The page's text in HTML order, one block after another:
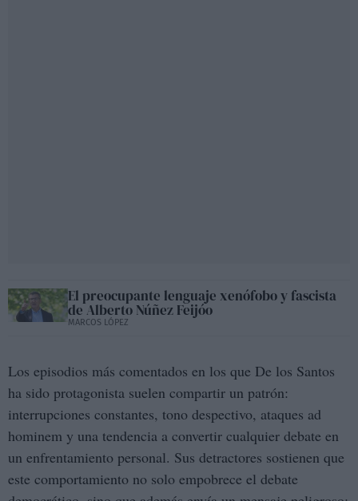
El preocupante lenguaje xenófobo y fascista
de Alberto Núñez Feijóo
MARCOS LÓPEZ
Los episodios más comentados en los que De los Santos
ha sido protagonista suelen compartir un patrón:
interrupciones constantes, tono despectivo, ataques ad
hominem y una tendencia a convertir cualquier debate en
un enfrentamiento personal. Sus detractores sostienen que
este comportamiento no solo empobrece el debate